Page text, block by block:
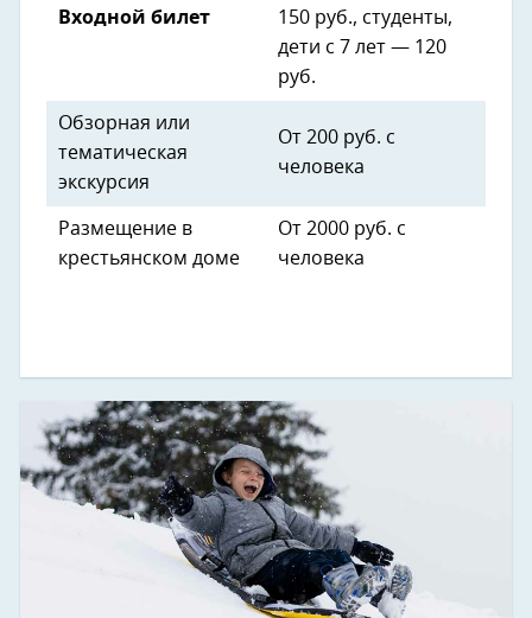
Входной билет
150 руб., студенты,
дети с 7 лет — 120
руб.
Обзорная или
тематическая
экскурсия
От 200 руб. с
человека
Размещение в
крестьянском доме
От 2000 руб. с
человека